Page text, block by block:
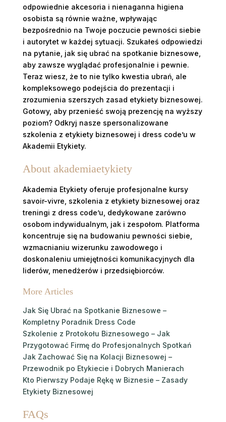
odpowiednie akcesoria i nienaganna higiena
osobista są równie ważne, wpływając
bezpośrednio na Twoje poczucie pewności siebie
i autorytet w każdej sytuacji. Szukałeś odpowiedzi
na pytanie, jak się ubrać na spotkanie biznesowe,
aby zawsze wyglądać profesjonalnie i pewnie.
Teraz wiesz, że to nie tylko kwestia ubrań, ale
kompleksowego podejścia do prezentacji i
zrozumienia szerszych zasad etykiety biznesowej.
Gotowy, aby przenieść swoją prezencję na wyższy
poziom? Odkryj nasze spersonalizowane
szkolenia z etykiety biznesowej i dress code’u w
Akademii Etykiety.
About akademiaetykiety
Akademia Etykiety oferuje profesjonalne kursy
savoir-vivre, szkolenia z etykiety biznesowej oraz
treningi z dress code’u, dedykowane zarówno
osobom indywidualnym, jak i zespołom. Platforma
koncentruje się na budowaniu pewności siebie,
wzmacnianiu wizerunku zawodowego i
doskonaleniu umiejętności komunikacyjnych dla
liderów, menedżerów i przedsiębiorców.
More Articles
Jak Się Ubrać na Spotkanie Biznesowe –
Kompletny Poradnik Dress Code
Szkolenie z Protokołu Biznesowego – Jak
Przygotować Firmę do Profesjonalnych Spotkań
Jak Zachować Się na Kolacji Biznesowej –
Przewodnik po Etykiecie i Dobrych Manierach
Kto Pierwszy Podaje Rękę w Biznesie – Zasady
Etykiety Biznesowej
FAQs